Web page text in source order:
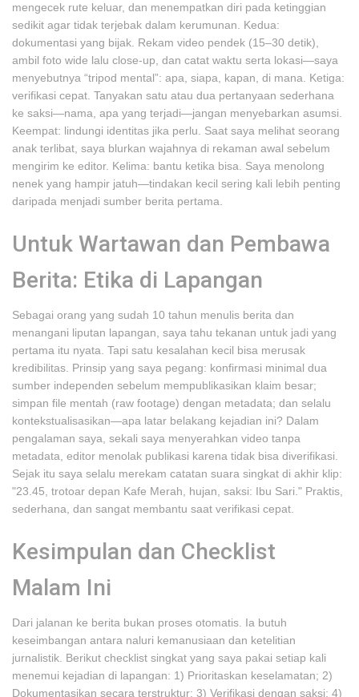
mengecek rute keluar, dan menempatkan diri pada ketinggian
sedikit agar tidak terjebak dalam kerumunan. Kedua:
dokumentasi yang bijak. Rekam video pendek (15–30 detik),
ambil foto wide lalu close-up, dan catat waktu serta lokasi—saya
menyebutnya “tripod mental”: apa, siapa, kapan, di mana. Ketiga:
verifikasi cepat. Tanyakan satu atau dua pertanyaan sederhana
ke saksi—nama, apa yang terjadi—jangan menyebarkan asumsi.
Keempat: lindungi identitas jika perlu. Saat saya melihat seorang
anak terlibat, saya blurkan wajahnya di rekaman awal sebelum
mengirim ke editor. Kelima: bantu ketika bisa. Saya menolong
nenek yang hampir jatuh—tindakan kecil sering kali lebih penting
daripada menjadi sumber berita pertama.
Untuk Wartawan dan Pembawa
Berita: Etika di Lapangan
Sebagai orang yang sudah 10 tahun menulis berita dan
menangani liputan lapangan, saya tahu tekanan untuk jadi yang
pertama itu nyata. Tapi satu kesalahan kecil bisa merusak
kredibilitas. Prinsip yang saya pegang: konfirmasi minimal dua
sumber independen sebelum mempublikasikan klaim besar;
simpan file mentah (raw footage) dengan metadata; dan selalu
kontekstualisasikan—apa latar belakang kejadian ini? Dalam
pengalaman saya, sekali saya menyerahkan video tanpa
metadata, editor menolak publikasi karena tidak bisa diverifikasi.
Sejak itu saya selalu merekam catatan suara singkat di akhir klip:
"23.45, trotoar depan Kafe Merah, hujan, saksi: Ibu Sari." Praktis,
sederhana, dan sangat membantu saat verifikasi cepat.
Kesimpulan dan Checklist
Malam Ini
Dari jalanan ke berita bukan proses otomatis. Ia butuh
keseimbangan antara naluri kemanusiaan dan ketelitian
jurnalistik. Berikut checklist singkat yang saya pakai setiap kali
menemui kejadian di lapangan: 1) Prioritaskan keselamatan; 2)
Dokumentasikan secara terstruktur; 3) Verifikasi dengan saksi; 4)